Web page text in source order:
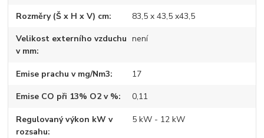
Rozměry (Š x H x V) cm 83,5 x 43,5 x43,5
Velikost externího vzduchu
v mm
není
Emise prachu v mg/Nm3 17
Emise CO při 13% O2 v % 0,11
Regulovaný výkon kW v
rozsahu
5 kW - 12 kW